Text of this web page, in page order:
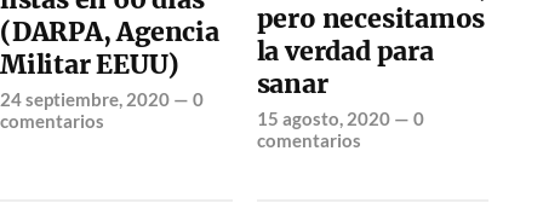
(DARPA, Agencia
Militar EEUU)
24 septiembre, 2020 — 0
comentarios
pero necesitamos
la verdad para
sanar
15 agosto, 2020— 0
comentarios